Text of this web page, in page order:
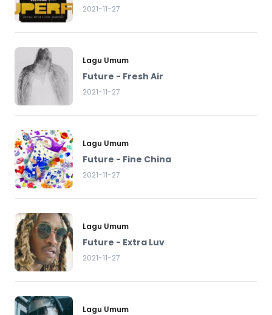
2021-11-27
Lagu Umum
Future - Fresh Air
2021-11-27
Lagu Umum
Future - Fine China
2021-11-27
Lagu Umum
Future - Extra Luv
2021-11-27
Lagu Umum